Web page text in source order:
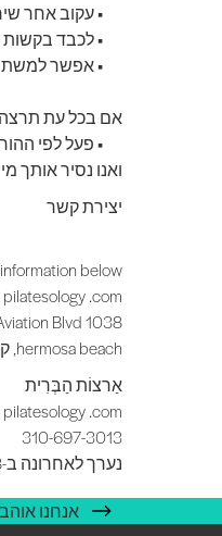
•עקוב אחר
•לכבד בקשות
•אפשר
אם בכל עת תרצה
•פעל לפי
ואנו נסיר אותך
יצירת קשר
below.
pilatesology .com
1038 Aviation Blvd
hermosa beach, קליפורניה 90254
אַרצוֹת הַבְּרִית
pilatesology .com
310-697-3013
נערך לאחרונה ב-2017-12-18
אנחנו